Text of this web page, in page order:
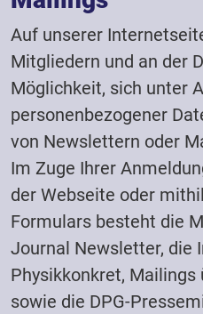
Auf unserer
Mitgliedern und an der
Möglichkeit, sich unter
personenbezogener
von Newslettern oder
Im Zuge Ihrer
der Webseite oder
Formulars besteht die
Journal Newsletter, die
Physikkonkret,
sowie die DPG-